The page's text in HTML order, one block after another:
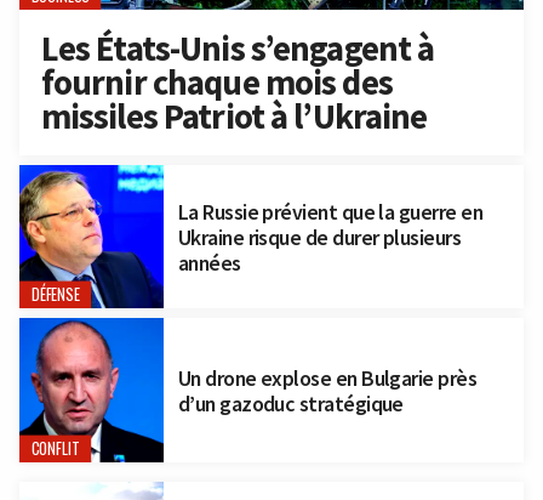
Les États-Unis s’engagent à
fournir chaque mois des
missiles Patriot à l’Ukraine
DÉFENSE
La Russie prévient que la guerre en
Ukraine risque de durer plusieurs
années
CONFLIT
Un drone explose en Bulgarie près
d’un gazoduc stratégique